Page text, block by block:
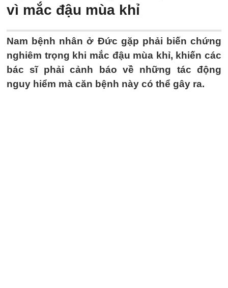
vì mắc đậu mùa khỉ
Nam bệnh nhân ở Đức gặp phải biến chứng
nghiêm trọng khi mắc đậu mùa khỉ, khiến các
bác sĩ phải cảnh báo về những tác động
nguy hiểm mà căn bệnh này có thể gây ra.